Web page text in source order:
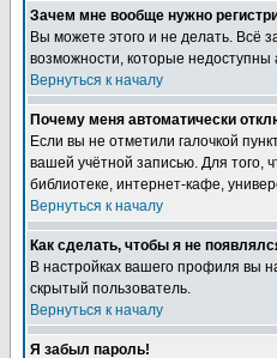
Зачем мне вообще нужно
Вы можете этого и не делать. Всё
возможности, которые недоступны
Вернуться к началу
Почему меня автоматически
Если вы не отметили галочкой
вашей учётной записью. Для того,
библиотеке, интернет-кафе,
Вернуться к началу
Как сделать, чтобы я не
В настройках вашего профиля вы
скрытый пользователь.
Вернуться к началу
Я забыл пароль!